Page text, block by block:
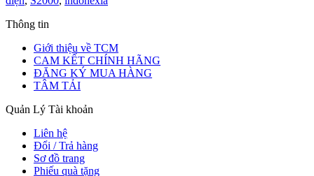
Thông tin
Giới thiệu về TCM
CAM KẾT CHÍNH HÃNG
ĐĂNG KÝ MUA HÀNG
TÂM TẢI
Quản Lý Tài khoản
Liên hệ
Đổi / Trả hàng
Sơ đồ trang
Phiếu quà tặng